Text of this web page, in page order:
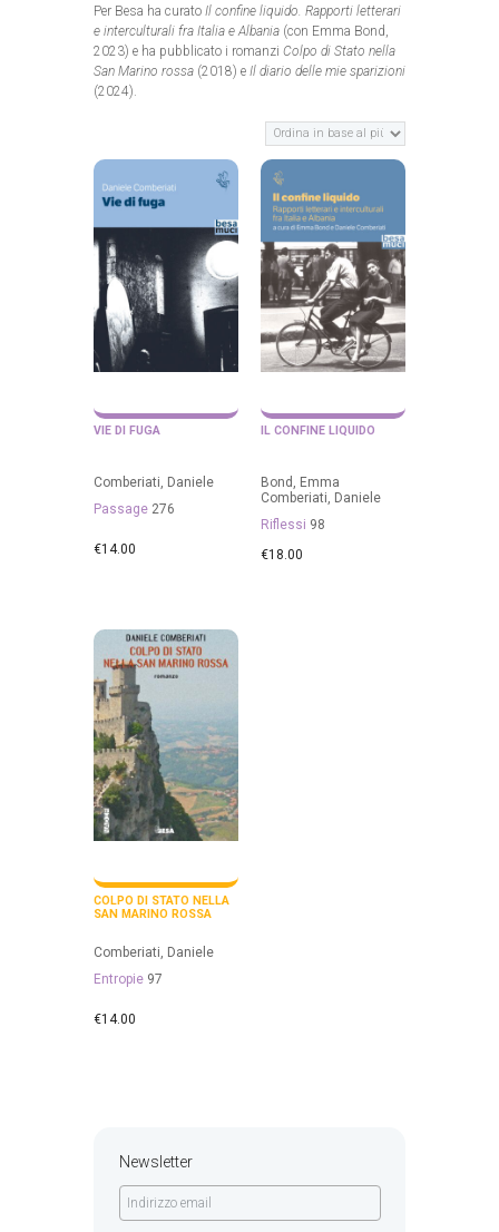
Per Besa ha curato Il confine liquido. Rapporti letterari
e interculturali fra Italia e Albania (con Emma Bond,
2023) e ha pubblicato i romanzi Colpo di Stato nella
San Marino rossa (2018) e Il diario delle mie sparizioni
(2024).
VIE DI FUGA
Comberiati, Daniele
Passage 276
€14.00
IL CONFINE LIQUIDO
Bond, Emma
Comberiati, Daniele
Riflessi 98
€18.00
COLPO DI STATO NELLA
SAN MARINO ROSSA
Comberiati, Daniele
Entropie 97
€14.00
Newsletter